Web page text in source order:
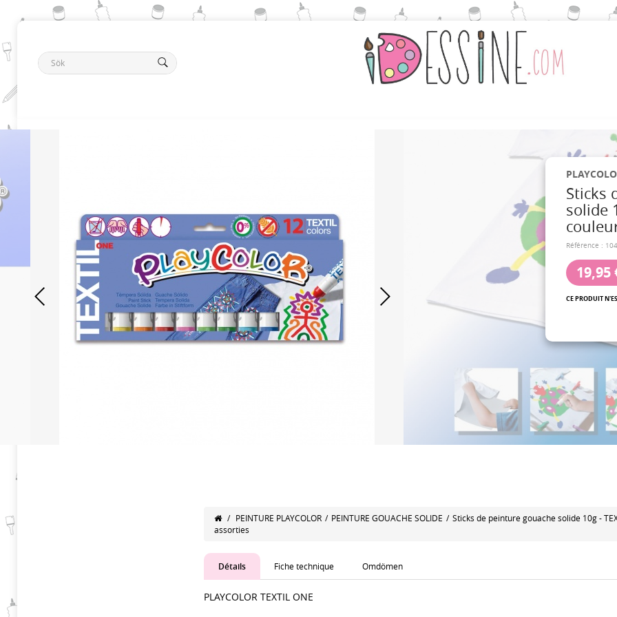
Sticks
solide
Référence :
19,95
CE PRODUIT
/ PEINTURE PLAYCOLOR / PEINTURE GOUACHE SOLIDE / Sticks de peinture gouache solide 10g -
assorties
Détails Fiche technique Omdömen
PLAYCOLOR TEXTIL ONE